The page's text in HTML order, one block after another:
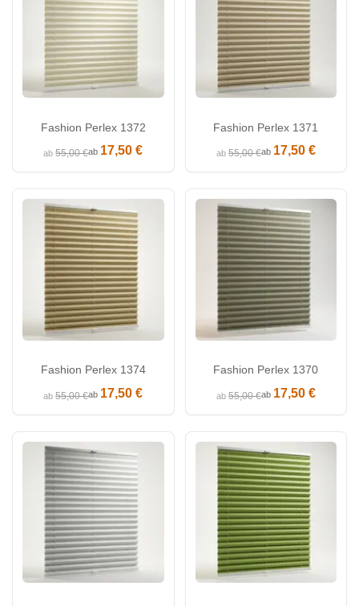
Fashion Perlex 1372
ab55,00 €ab 17,50 €
Fashion Perlex 1371
ab55,00 €ab 17,50 €
Fashion Perlex 1374
ab55,00 €ab 17,50 €
Fashion Perlex 1370
ab55,00 €ab 17,50 €